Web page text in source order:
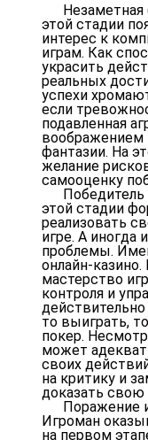
Незаметная
этой стадии
интерес к
играм. Как
украсить
реальных
успехи
если
подавленная
воображением
фантазии. На
желание
самооценку
этой стадии
реализовать
игре. А иногда
проблемы.
онлайн-казино.
мастерство
контроля и
то выиграть,
покер.
может
своих
на критику и
доказать свою
Поражение
Игроман
на первом